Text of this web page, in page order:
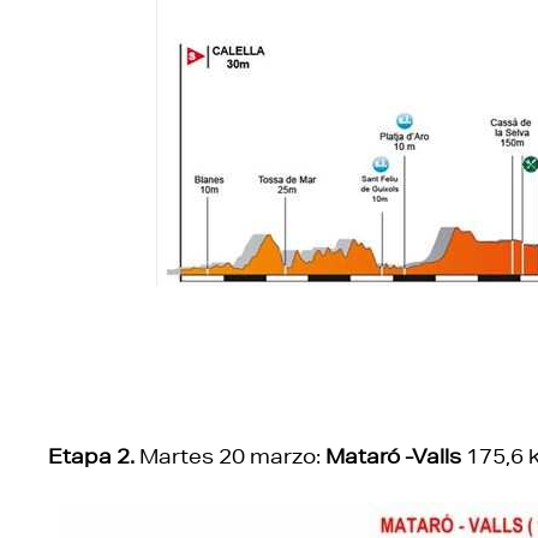
Etapa 2. Martes 20 marzo: Mataró -Valls 175,6